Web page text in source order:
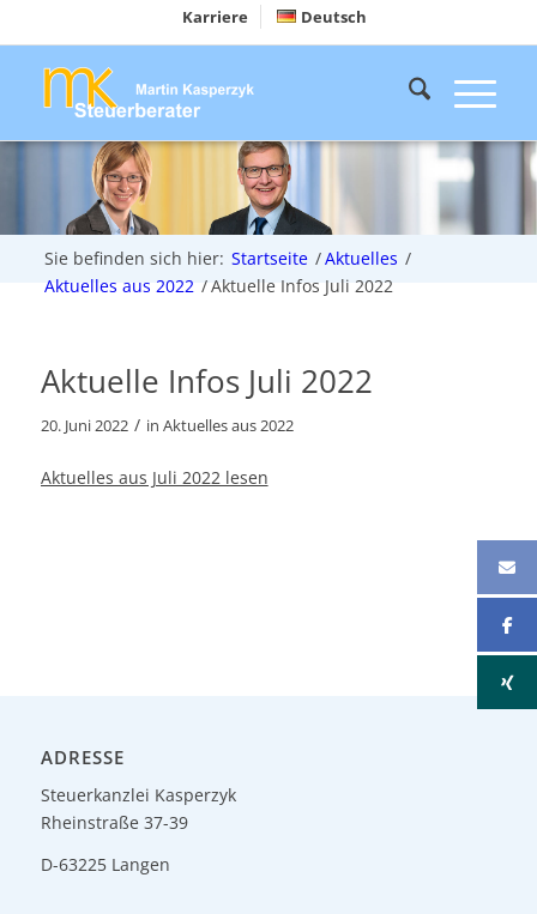
Karriere Deutsch
Sie befinden sich hier: Startseite /Aktuelles /
Aktuelles aus 2022 /Aktuelle Infos Juli 2022
Aktuelle Infos Juli 2022
20. Juni 2022 / in Aktuelles aus 2022
Aktuelles aus Juli 2022 lesen
ADRESSE
Steuerkanzlei Kasperzyk
Rheinstraße 37-39
D-63225 Langen